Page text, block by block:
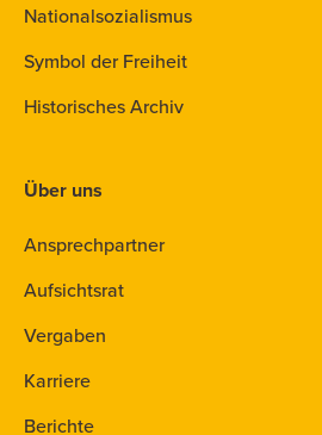
Nationalsozialismus
Symbol der Freiheit
Historisches Archiv
Über uns
Ansprechpartner
Aufsichtsrat
Vergaben
Karriere
Berichte